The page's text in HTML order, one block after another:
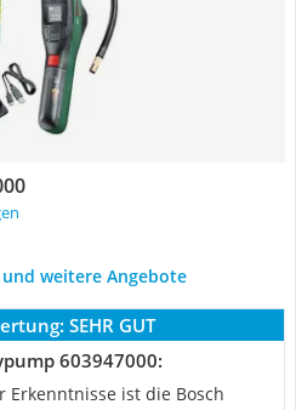
weitere Angebote
SEHR GUT
603947000:
ist die Bosch